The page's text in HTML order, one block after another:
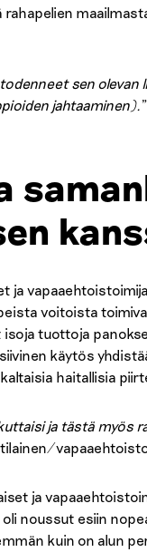
sen olevan
jahtaaminen).”
voitoista
tuottoja
käytös
haitallisia
ja tästä myös
ja
noussut esiin
kuin on alun